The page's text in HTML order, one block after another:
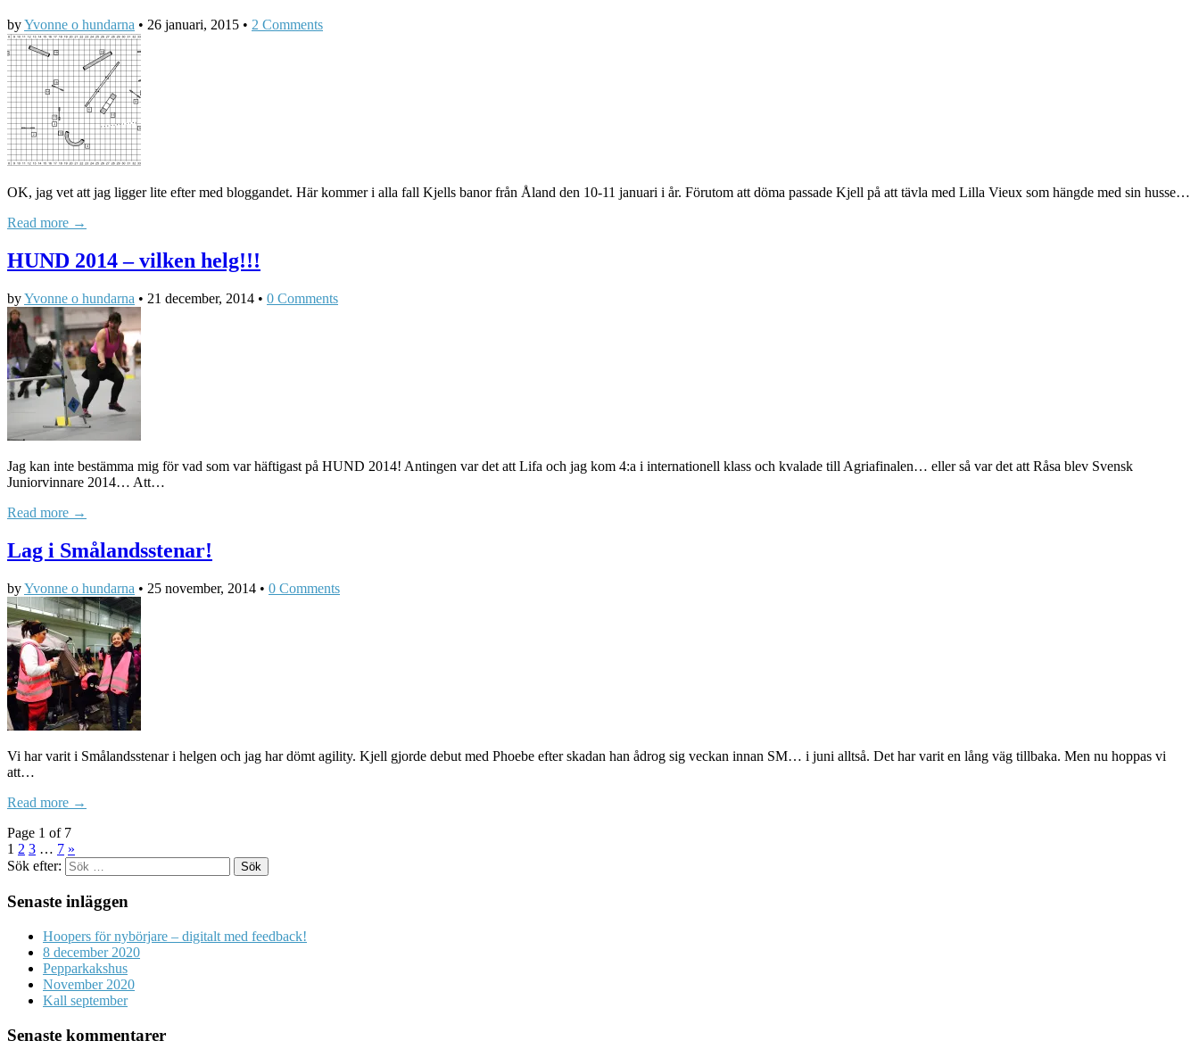
byYvonne o hundarna • 26 januari, 2015 • 2 Comments
OK, jag vet att jag ligger lite efter med bloggandet. Här kommer i alla fall Kjells banor från Åland den 10-11 januari i år. Förutom att döma passade Kjell på att tävla med Lilla Vieux som hängde med sin husse…
Read more →
HUND 2014 – vilken helg!!!
byYvonne o hundarna • 21 december, 2014 • 0 Comments
Jag kan inte bestämma mig för vad som var häftigast på HUND 2014! Antingen var det att Lifa och jag kom 4:a i internationell klass och kvalade till Agriafinalen… eller så var det att Råsa blev Svensk
Juniorvinnare 2014… Att…
Read more →
Lag i Smålandsstenar!
byYvonne o hundarna • 25 november, 2014 • 0 Comments
Vi har varit i Smålandsstenar i helgen och jag har dömt agility. Kjell gjorde debut med Phoebe efter skadan han ådrog sig veckan innan SM… i juni alltså. Det har varit en lång väg tillbaka. Men nu hoppas vi
att…
Read more →
Page 1 of 7
1 2 3 … 7 »
Sök efter:
Senaste inläggen
Hoopers för nybörjare – digitalt med feedback!
8 december 2020
Pepparkakshus
November 2020
Kall september
Senaste kommentarer